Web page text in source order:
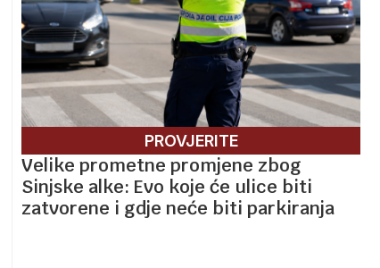
PROVJERITE
Velike prometne promjene zbog
Sinjske alke: Evo koje će ulice biti
zatvorene i gdje neće biti parkiranja